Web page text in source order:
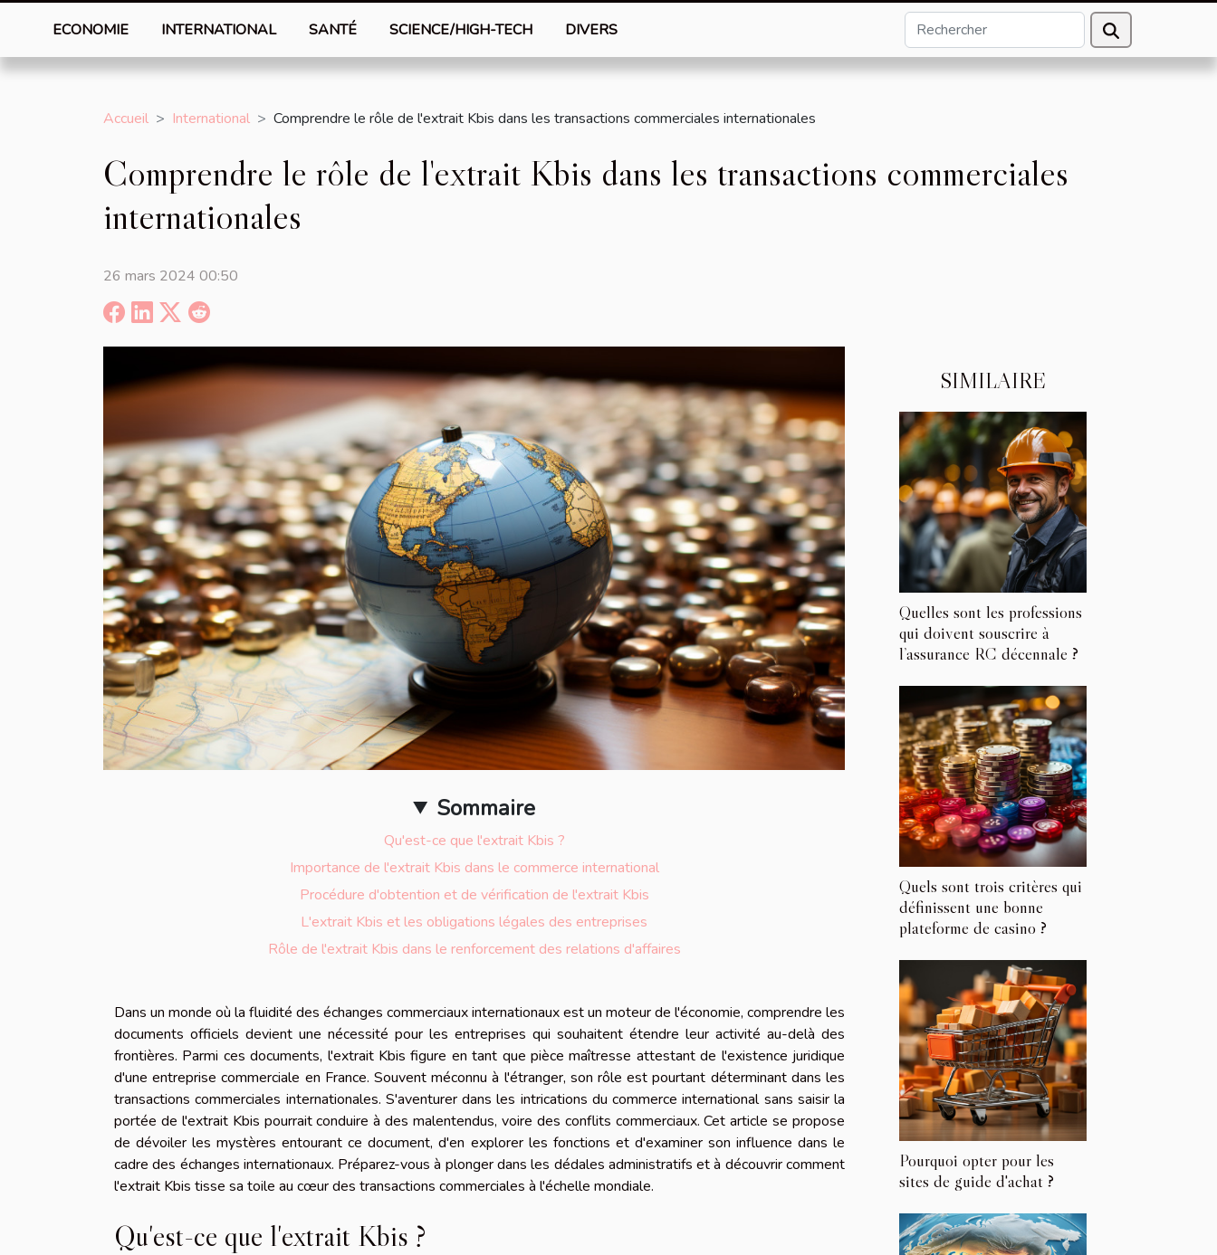
ECONOMIE INTERNATIONAL SANTÉ SCIENCE/HIGH-TECH DIVERS
Accueil International Comprendre le rôle de l'extrait Kbis dans les transactions commerciales internationales
Comprendre le rôle de l'extrait Kbis dans les transactions commerciales
internationales
26 mars 2024 00:50
Sommaire
Qu'est-ce que l'extrait Kbis ?
Importance de l'extrait Kbis dans le commerce international
Procédure d'obtention et de vérification de l'extrait Kbis
L'extrait Kbis et les obligations légales des entreprises
Rôle de l'extrait Kbis dans le renforcement des relations d'affaires
Dans un monde où la fluidité des échanges commerciaux internationaux est un moteur de l'économie, comprendre les
documents officiels devient une nécessité pour les entreprises qui souhaitent étendre leur activité au-delà des
frontières. Parmi ces documents, l'extrait Kbis figure en tant que pièce maîtresse attestant de l'existence juridique
d'une entreprise commerciale en France. Souvent méconnu à l'étranger, son rôle est pourtant déterminant dans les
transactions commerciales internationales. S'aventurer dans les intrications du commerce international sans saisir la
portée de l'extrait Kbis pourrait conduire à des malentendus, voire des conflits commerciaux. Cet article se propose
de dévoiler les mystères entourant ce document, d'en explorer les fonctions et d'examiner son influence dans le
cadre des échanges internationaux. Préparez-vous à plonger dans les dédales administratifs et à découvrir comment
l'extrait Kbis tisse sa toile au cœur des transactions commerciales à l'échelle mondiale.
Qu'est-ce que l'extrait Kbis ?
SIMILAIRE
Quelles sont les professions
qui doivent souscrire à
l’assurance RC décennale ?
Quels sont trois critères qui
définissent une bonne
plateforme de casino ?
Pourquoi opter pour les
sites de guide d'achat ?